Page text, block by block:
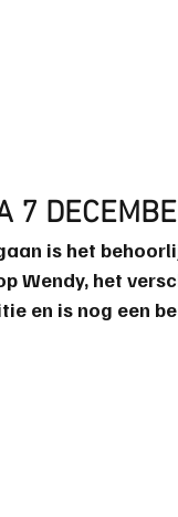
7
is het
Wendy, het
en is nog een